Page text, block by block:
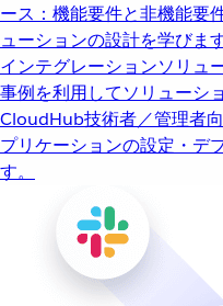
ース：機能要件と非機能要
ューションの設計を学びます
インテグレーションソリュ
事例を利用してソリューシ
CloudHub技術者／管理者
プリケーションの設定・デ
す。